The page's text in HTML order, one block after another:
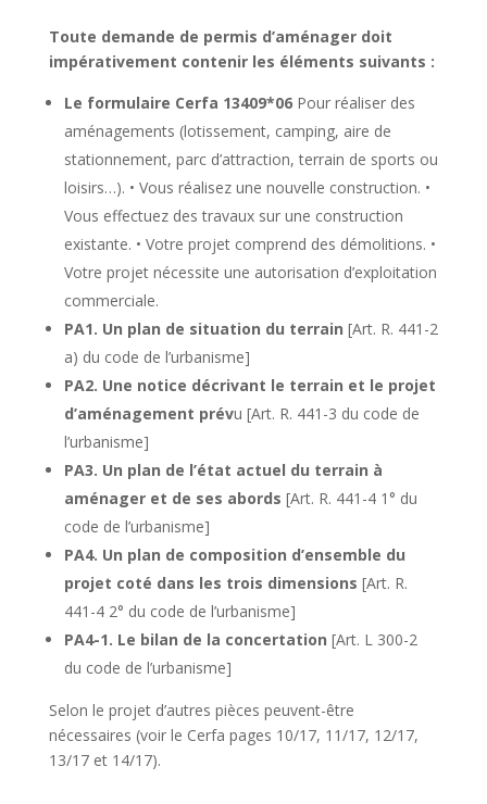
Toute demande de permis d’aménager doit
impérativement contenir les éléments suivants :
Le formulaire Cerfa 13409*06 Pour réaliser des
aménagements (lotissement, camping, aire de
stationnement, parc d’attraction, terrain de sports ou
loisirs…). • Vous réalisez une nouvelle construction. •
Vous effectuez des travaux sur une construction
existante. • Votre projet comprend des démolitions. •
Votre projet nécessite une autorisation d’exploitation
commerciale.
PA1. Un plan de situation du terrain [Art. R. 441-2
a) du code de l’urbanisme]
PA2. Une notice décrivant le terrain et le projet
d’aménagement prévu [Art. R. 441-3 du code de
l’urbanisme]
PA3. Un plan de l’état actuel du terrain à
aménager et de ses abords [Art. R. 441-4 1° du
code de l’urbanisme]
PA4. Un plan de composition d’ensemble du
projet coté dans les trois dimensions [Art. R.
441-4 2° du code de l’urbanisme]
PA4-1. Le bilan de la concertation [Art. L 300-2
du code de l’urbanisme]
Selon le projet d’autres pièces peuvent-être
nécessaires (voir le Cerfa pages 10/17, 11/17, 12/17,
13/17 et 14/17).